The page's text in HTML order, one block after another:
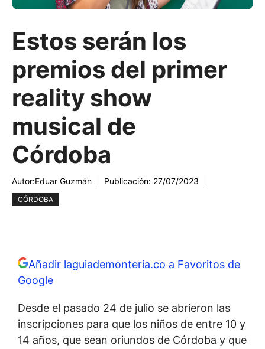
Estos serán los
premios del primer
reality show
musical de
Córdoba
Autor:Eduar Guzmán Publicación: 27/07/2023
CÓRDOBA
Añadir laguiademonteria.co a Favoritos de
Google
Desde el pasado 24 de julio se abrieron las
inscripciones para que los niños de entre 10 y
14 años, que sean oriundos de Córdoba y que